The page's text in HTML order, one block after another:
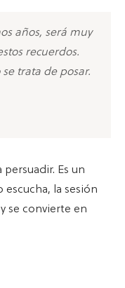
años, será muy
recuerdos.
trata de posar.
Es un
escucha, la sesión
se convierte en